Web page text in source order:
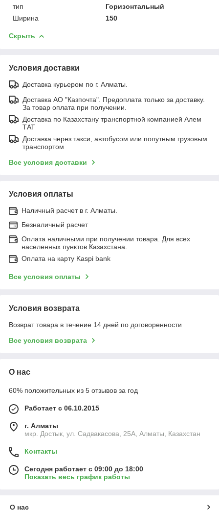
тип
Горизонтальный
Ширина
150
Скрыть
Условия доставки
Доставка курьером по г. Алматы.
Доставка АО "Казпочта". Предоплата только за доставку.
За товар оплата при получении.
Доставка по Казахстану транспортной компанией Алем
ТАТ
Доставка через такси, автобусом или попутным грузовым
транспортом
Все условия доставки
Условия оплаты
Наличный расчет в г. Алматы.
Безналичный расчет
Оплата наличными при получении товара. Для всех
населенных пунктов Казахстана.
Оплата на карту Kaspi bank
Все условия оплаты
Условия возврата
Возврат товара в течение 14 дней по договоренности
Все условия возврата
О нас
60% положительных из 5 отзывов за год
Работает с 06.10.2015
г. Алматы
мкр. Достык, ул. Садвакасова, 25А, Алматы, Казахстан
Контакты
Сегодня работает с 09:00 до 18:00
Показать весь график работы
О нас